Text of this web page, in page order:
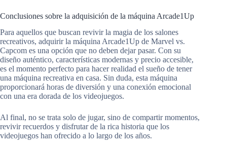
Conclusiones sobre la adquisición de la máquina Arcade1Up
Para aquellos que buscan revivir la magia de los salones
recreativos, adquirir la máquina Arcade1Up de Marvel vs.
Capcom es una opción que no deben dejar pasar. Con su
diseño auténtico, características modernas y precio accesible,
es el momento perfecto para hacer realidad el sueño de tener
una máquina recreativa en casa. Sin duda, esta máquina
proporcionará horas de diversión y una conexión emocional
con una era dorada de los videojuegos.
Al final, no se trata solo de jugar, sino de compartir momentos,
revivir recuerdos y disfrutar de la rica historia que los
videojuegos han ofrecido a lo largo de los años.